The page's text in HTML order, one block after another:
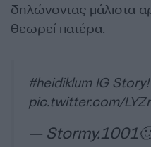
δηλώνοντας μάλιστα
θεωρεί πατέρα.
#heidiklumIG
pic.twitter.com/
—